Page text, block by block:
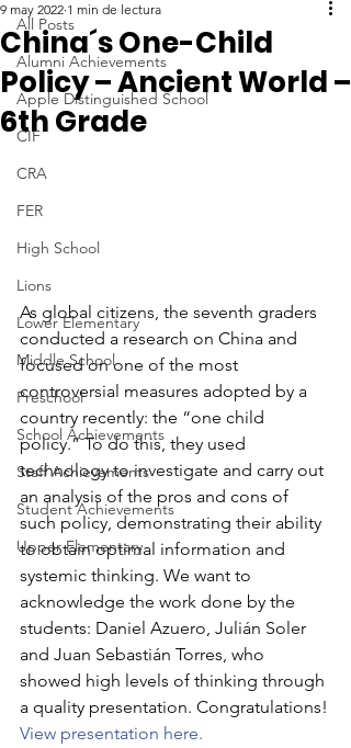
All Posts
Alumni Achievements
Apple Distinguished School
CIF
CRA
FER
High School
Lions
Lower Elementary
Middle School
Preschool
School Achievements
Staff Achievements
Student Achievements
Upper Elementary
China´s One-Child
Policy – Ancient World –
6th Grade
9 may 2022 1 min de lectura
As global citizens, the seventh graders
conducted a research on China and
focused on one of the most
controversial measures adopted by a
country recently: the “one child
policy.” To do this, they used
technology to investigate and carry out
an analysis of the pros and cons of
such policy, demonstrating their ability
to obtain optimal information and
systemic thinking. We want to
acknowledge the work done by the
students: Daniel Azuero, Julián Soler
and Juan Sebastián Torres, who
showed high levels of thinking through
a quality presentation. Congratulations!
View presentation here.